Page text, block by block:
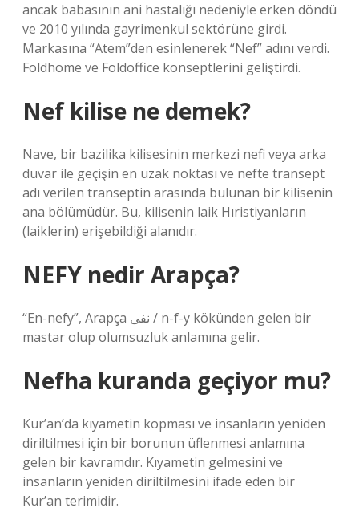
ancak babasının ani hastalığı nedeniyle erken döndü
ve 2010 yılında gayrimenkul sektörüne girdi.
Markasına “Atem”den esinlenerek “Nef” adını verdi.
Foldhome ve Foldoffice konseptlerini geliştirdi.
Nef kilise ne demek?
Nave, bir bazilika kilisesinin merkezi nefi veya arka
duvar ile geçişin en uzak noktası ve nefte transept
adı verilen transeptin arasında bulunan bir kilisenin
ana bölümüdür. Bu, kilisenin laik Hıristiyanların
(laiklerin) erişebildiği alanıdır.
NEFY nedir Arapça?
“En-nefy”, Arapça نفى / n-f-y kökünden gelen bir
mastar olup olumsuzluk anlamına gelir.
Nefha kuranda geçiyor mu?
Kur’an’da kıyametin kopması ve insanların yeniden
diriltilmesi için bir borunun üflenmesi anlamına
gelen bir kavramdır. Kıyametin gelmesini ve
insanların yeniden diriltilmesini ifade eden bir
Kur’an terimidir.